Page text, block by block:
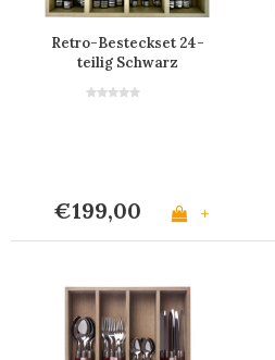
Retro-Besteckset 24-
teilig Schwarz
€199,00 +